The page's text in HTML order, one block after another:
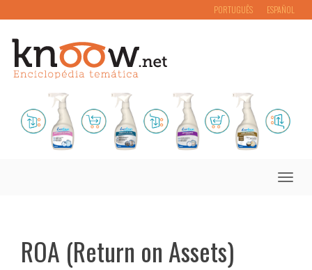
PORTUGUÊS ESPAÑOL
Toggle
ROA (Return on Assets)